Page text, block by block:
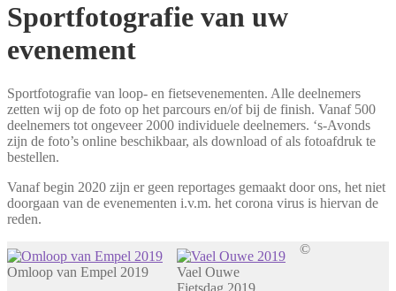
Sportfotografie van uw
evenement
Sportfotografie van loop- en fietsevenementen. Alle deelnemers
zetten wij op de foto op het parcours en/of bij de finish. Vanaf 500
deelnemers tot ongeveer 2000 individuele deelnemers. ‘s-Avonds
zijn de foto’s online beschikbaar, als download of als fotoafdruk te
bestellen.
Vanaf begin 2020 zijn er geen reportages gemaakt door ons, het niet
doorgaan van de evenementen i.v.m. het corona virus is hiervan de
reden.
Omloop van Empel 2019
Vael Ouwe
Fietsdag 2019
©